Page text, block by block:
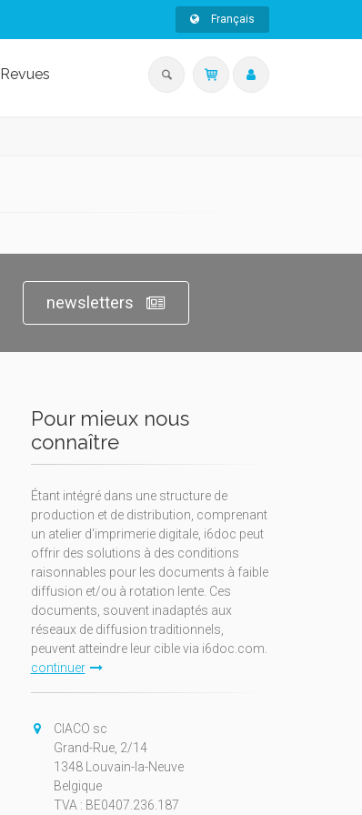
Français
Revues
newsletters
Pour mieux nous
connaître
Étant intégré dans une structure de
production et de distribution, comprenant
un atelier d'imprimerie digitale, i6doc peut
offrir des solutions à des conditions
raisonnables pour les documents à faible
diffusion et/ou à rotation lente. Ces
documents, souvent inadaptés aux
réseaux de diffusion traditionnels,
peuvent atteindre leur cible via i6doc.com.
continuer
CIACO sc
Grand-Rue, 2/14
1348 Louvain-la-Neuve
Belgique
TVA : BE0407.236.187